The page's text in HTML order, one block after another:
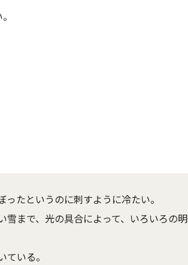
たというのに刺すように冷たい。
まで、光の具合によって、いろいろの明
いる。